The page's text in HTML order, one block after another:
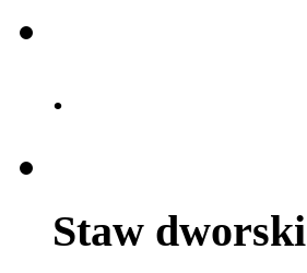
.
Staw dworski